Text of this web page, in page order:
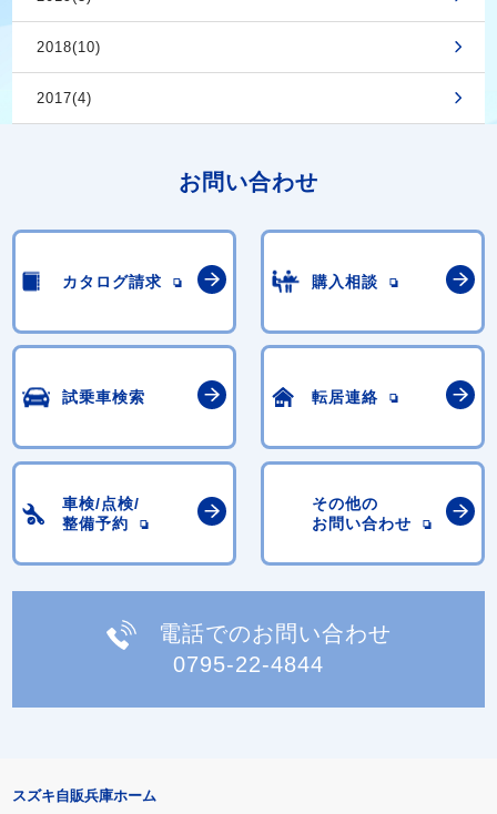
2018(10)
2017(4)
お問い合わせ
カタログ請求 購入相談
試乗車検索 転居連絡
車検/点検/
整備予約
その他の
お問い合わせ
電話でのお問い合わせ
0795-22-4844
スズキ自販兵庫ホーム